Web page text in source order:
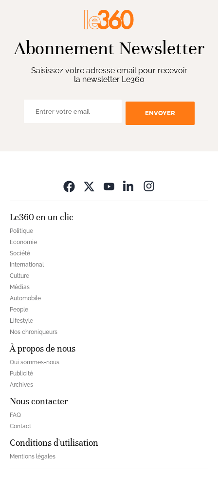
Abonnement Newsletter
Saisissez votre adresse email pour recevoir
la newsletter Le360
ENVOYER
Le360 en un clic
Politique
Economie
Société
International
Culture
Médias
Automobile
People
Lifestyle
Nos chroniqueurs
À propos de nous
Qui sommes-nous
Publicité
Archives
Nous contacter
FAQ
Contact
Conditions d'utilisation
Mentions légales